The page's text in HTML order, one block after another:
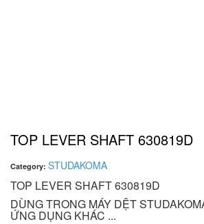
TOP LEVER SHAFT 630819D
Category: STUDAKOMA
TOP LEVER SHAFT 630819D
DÙNG TRONG MÁY DỆT
ỨNG DỤNG KHÁC ...